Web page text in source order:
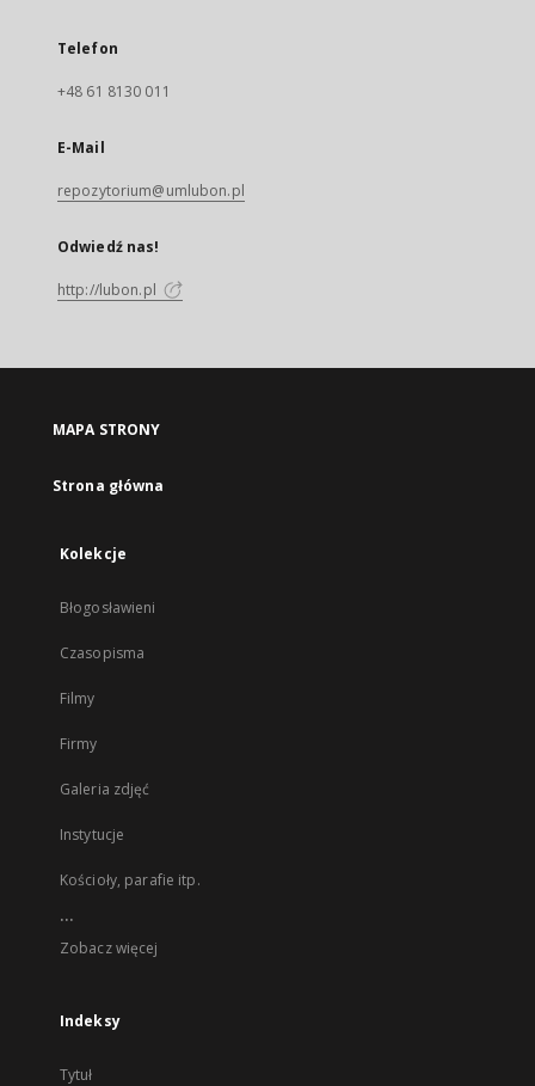
Telefon
+48 61 8130 011
E-Mail
repozytorium@umlubon.pl
Odwiedź nas!
http://lubon.pl
MAPA STRONY
Strona główna
Kolekcje
Błogosławieni
Czasopisma
Filmy
Firmy
Galeria zdjęć
Instytucje
Kościoły, parafie itp.
...
Zobacz więcej
Indeksy
Tytuł